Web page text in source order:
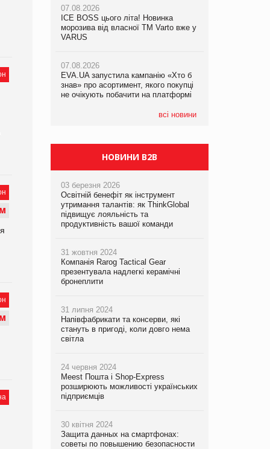
М
М
07.08.2026
ICE BOSS цього літа! Новинка
морозива від власної ТМ Varto вже у
VARUS
07.08.2026
EVA.UA запустила кампанію «Хто б
знав» про асортимент, якого покупці
не очікують побачити на платформі
всі новини
07.08.2026
ICE BOSS цього літа! Новинка
морозива від власної ТМ Varto вже у
VARUS
07.08.2026
EVA.UA запустила кампанію «Хто б
знав» про асортимент, якого покупці
не очікують побачити на платформі
07.08.2026
Франція заборонила рекламні дзвінки
НОВИНИ B2B
03 березня 2026
Освітній бенефіт як інструмент
утримання талантів: як ThinkGlobal
підвищує лояльність та
продуктивність вашої команди
31 жовтня 2024
Компанія Rarog Tactical Gear
презентувала надлегкі керамічні
бронеплити
31 липня 2024
Напівфабрикати та консерви, які
стануть в пригоді, коли довго нема
світла
24 червня 2024
Meest Пошта і Shop-Express
розширюють можливості українських
підприємців
30 квітня 2024
Защита данных на смартфонах:
советы по повышению безопасности